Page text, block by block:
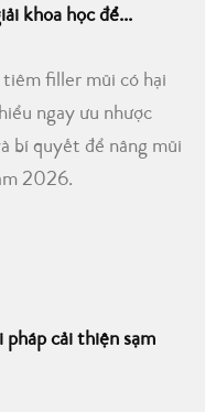
khoa học để...
filler mũi có hại
ngay ưu nhược
bí quyết để nâng mũi
2026.
pháp cải thiện sạm